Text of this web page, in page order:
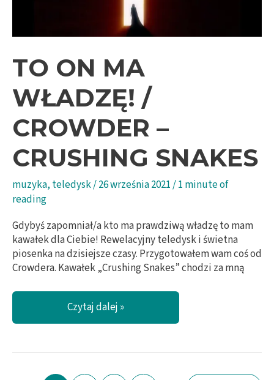
TO ON MA
WŁADZĘ! /
CROWDER –
CRUSHING SNAKES
muzyka, teledysk/26 września 2021/1 minute of
reading
Gdybyś zapomniał/a kto ma prawdziwą władzę to mam
kawałek dla Ciebie! Rewelacyjny teledysk i świetna
piosenka na dzisiejsze czasy. Przygotowałem wam coś od
Crowdera. Kawałek „Crushing Snakes” chodzi za mną
To
On
Crowder
Czytaj dalej »